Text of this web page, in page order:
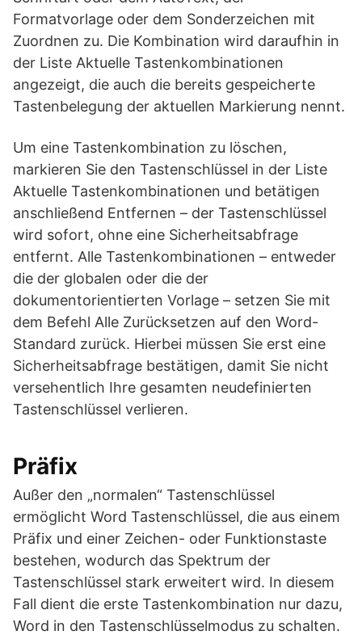
Formatvorlage oder dem Sonderzeichen mit
Zuordnen zu. Die Kombination wird daraufhin in
der Liste Aktuelle Tastenkombinationen
angezeigt, die auch die bereits gespeicherte
Tastenbelegung der aktuellen Markierung nennt.
Um eine Tastenkombination zu löschen,
markieren Sie den Tastenschlüssel in der Liste
Aktuelle Tastenkombinationen und betätigen
anschließend Entfernen – der Tastenschlüssel
wird sofort, ohne eine Sicherheitsabfrage
entfernt. Alle Tastenkombinationen – entweder
die der globalen oder die der
dokumentorientierten Vorlage – setzen Sie mit
dem Befehl Alle Zurücksetzen auf den Word-
Standard zurück. Hierbei müssen Sie erst eine
Sicherheitsabfrage bestätigen, damit Sie nicht
versehentlich Ihre gesamten neudefinierten
Tastenschlüssel verlieren.
Präfix
Außer den „normalen“ Tastenschlüssel
ermöglicht Word Tastenschlüssel, die aus einem
Präfix und einer Zeichen- oder Funktionstaste
bestehen, wodurch das Spektrum der
Tastenschlüssel stark erweitert wird. In diesem
Fall dient die erste Tastenkombination nur dazu,
Word in den Tastenschlüsselmodus zu schalten.